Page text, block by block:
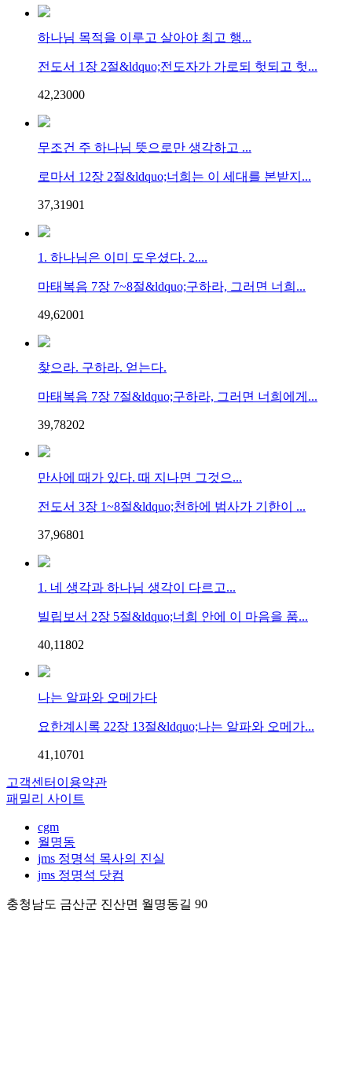
하나님 목적을 이루고 살아야 최고 행...
전도서 1장 2절&ldquo;전도자가 가로되 헛되고 헛...
42,23000
무조건 주 하나님 뜻으로만 생각하고 ...
로마서 12장 2절&ldquo;너희는 이 세대를 본받지...
37,31901
1. 하나님은 이미 도우셨다. 2....
마태복음 7장 7~8절&ldquo;구하라, 그러면 너희...
49,62001
찾으라. 구하라. 얻는다.
마태복음 7장 7절&ldquo;구하라, 그러면 너희에게...
39,78202
만사에 때가 있다. 때 지나면 그것으...
전도서 3장 1~8절&ldquo;천하에 범사가 기한이 ...
37,96801
1. 네 생각과 하나님 생각이 다르고...
빌립보서 2장 5절&ldquo;너희 안에 이 마음을 품...
40,11802
나는 알파와 오메가다
요한계시록 22장 13절&ldquo;나는 알파와 오메가...
41,10701
고객센터 이용약관
패밀리 사이트
cgm
월명동
jms 정명석 목사의 진실
jms 정명석 닷컴
충청남도 금산군 진산면 월명동길 90